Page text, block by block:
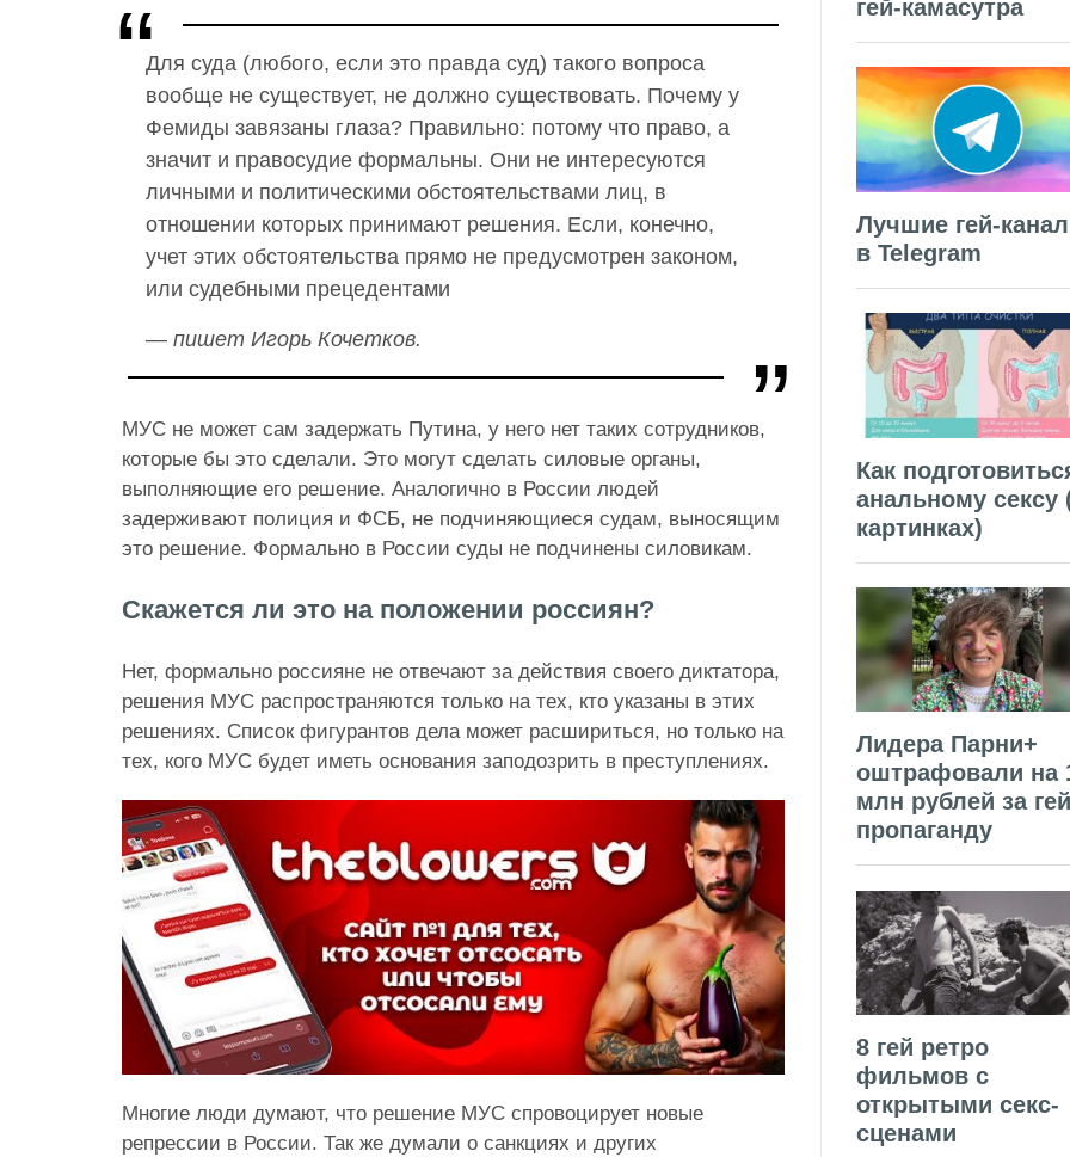
Для суда (любого, если это правда суд) такого вопроса
вообще не существует, не должно существовать. Почему у
Фемиды завязаны глаза? Правильно: потому что право, а
значит и правосудие формальны. Они не интересуются
личными и политическими обстоятельствами лиц, в
отношении которых принимают решения. Если, конечно,
учет этих обстоятельства прямо не предусмотрен законом,
или судебными прецедентами
— пишет Игорь Кочетков.
МУС не может сам задержать Путина, у него нет таких сотрудников,
которые бы это сделали. Это могут сделать силовые органы,
выполняющие его решение. Аналогично в России людей
задерживают полиция и ФСБ, не подчиняющиеся судам, выносящим
это решение. Формально в России суды не подчинены силовикам.
Скажется ли это на положении россиян?
Нет, формально россияне не отвечают за действия своего диктатора,
решения МУС распространяются только на тех, кто указаны в этих
решениях. Список фигурантов дела может расшириться, но только на
тех, кого МУС будет иметь основания заподозрить в преступлениях.
Многие люди думают, что решение МУС спровоцирует новые
репрессии в России. Так же думали о санкциях и других
гей-камасутра
Лучшие гей-
в Telegram
Как
анальному сексу
картинках)
Лидера Парни+
оштрафовали на
млн рублей за
пропаганду
8 гей ретро
фильмов с
открытыми секс-
сценами